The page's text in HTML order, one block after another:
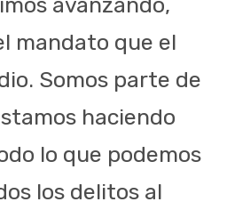
avanzando,
mandato que el
Somos parte de
haciendo
lo que podemos
los delitos al